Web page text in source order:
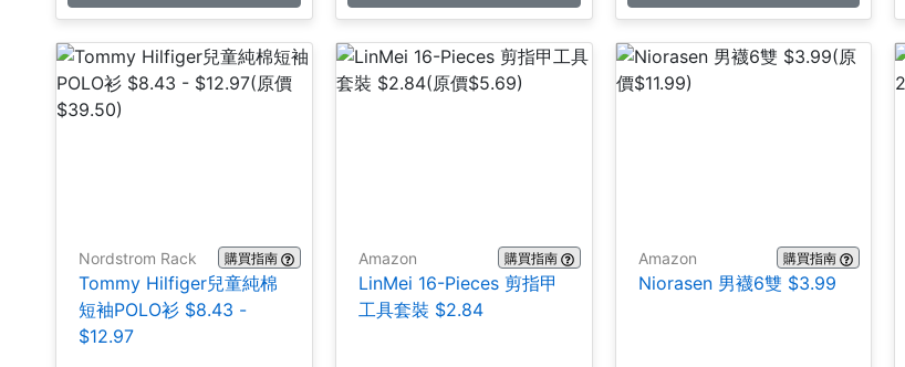
Nordstrom Rack 購買指南
Tommy Hilfiger兒童純棉
短袖POLO衫 $8.43 -
$12.97
Amazon 購買指南
LinMei 16-Pieces 剪指甲
工具套裝 $2.84
Amazon 購買指南
Niorasen 男襪6雙 $3.99